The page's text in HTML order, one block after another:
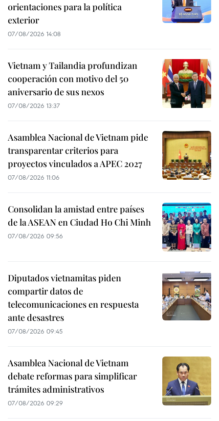
orientaciones para la política
exterior
07/08/2026 14:08
Vietnam y Tailandia profundizan
cooperación con motivo del 50
aniversario de sus nexos
07/08/2026 13:37
Asamblea Nacional de Vietnam pide
transparentar criterios para
proyectos vinculados a APEC 2027
07/08/2026 11:06
Consolidan la amistad entre países
de la ASEAN en Ciudad Ho Chi Minh
07/08/2026 09:56
Diputados vietnamitas piden
compartir datos de
telecomunicaciones en respuesta
ante desastres
07/08/2026 09:45
Asamblea Nacional de Vietnam
debate reformas para simplificar
trámites administrativos
07/08/2026 09:29